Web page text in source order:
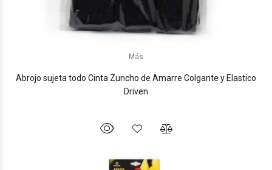
Más
Abrojo sujeta todo Cinta Zuncho de Amarre Colgante y Elastico
Driven